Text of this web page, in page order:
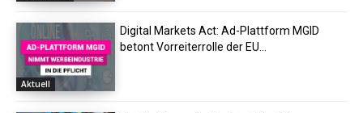
Aktuell
Digital Markets Act: Ad-Plattform MGID
betont Vorreiterrolle der EU...